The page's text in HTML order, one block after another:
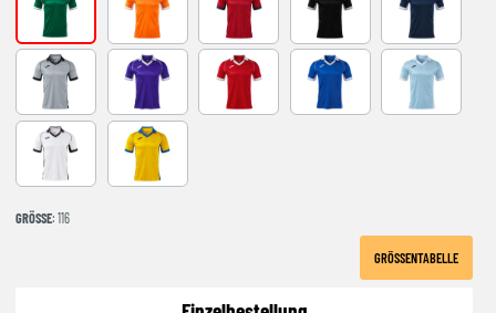
GREEN-WHITE ORANGE-WHITE RED-NAVY BLACK-GREY DARK NAVY
GREY-BLACK VIOLETA-BLANCO RED-WHITE ROYAL-WHITE
WHITE-BLACK YELLOW-ROYAL
GRÖSSE : 116
GRÖSSENTABELLE